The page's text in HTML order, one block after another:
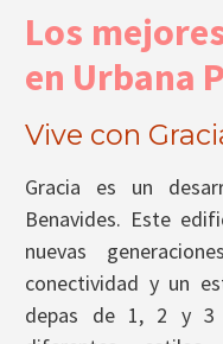
Los
en Urbana
Vive con
Gracia es un
Benavides. Este
nuevas
conectividad y un
depas de 1, 2 y 3